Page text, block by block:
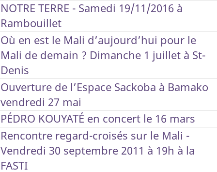
NOTRE TERRE - Samedi 19/11/2016 à
Rambouillet
Où en est le Mali d’aujourd’hui pour le
Mali de demain ? Dimanche 1 juillet à St-
Denis
Ouverture de l’Espace Sackoba à Bamako
vendredi 27 mai
PÉDRO KOUYATÉ en concert le 16 mars
Rencontre regard-croisés sur le Mali -
Vendredi 30 septembre 2011 à 19h à la
FASTI